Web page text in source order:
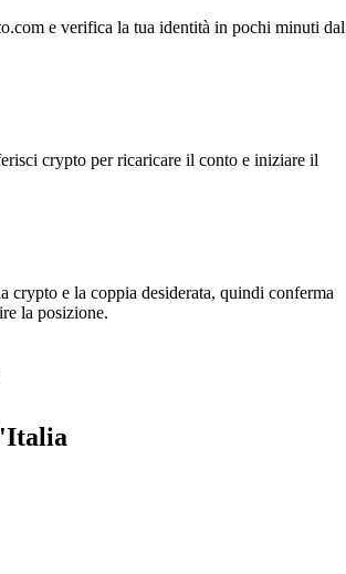
e verifica la tua identità in pochi minuti dal
crypto per ricaricare il conto e iniziare il
crypto e la coppia desiderata, quindi conferma
la posizione.